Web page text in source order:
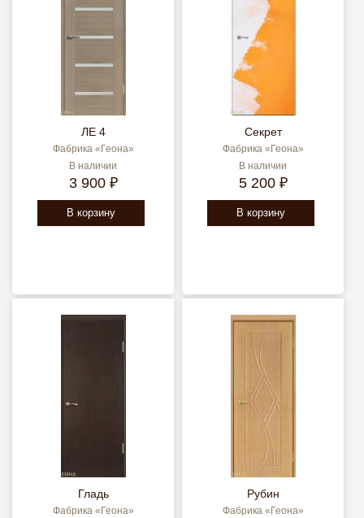
ЛЕ 4
Фабрика «Геона»
В наличии
3 900 ₽
В корзину
Секрет
Фабрика «Геона»
В наличии
5 200 ₽
В корзину
Гладь
Фабрика «Геона»
Рубин
Фабрика «Геона»